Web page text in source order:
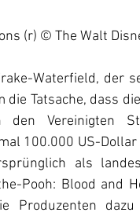
(r) © The Walt
Waterfield, der
Tatsache, dass
Vereinigten
100.000 US-
als
Pooh: Blood and
Produzenten